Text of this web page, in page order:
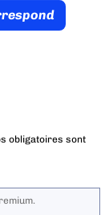
obligatoires sont